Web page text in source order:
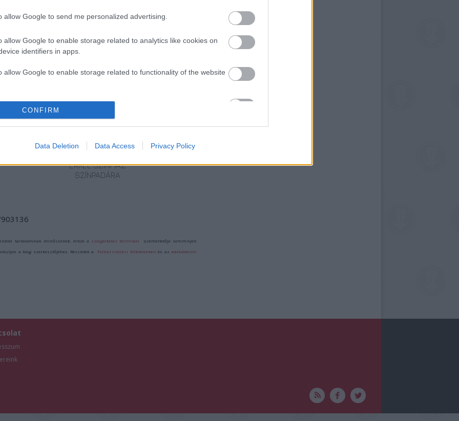
allow Google to send me personalized advertising.
allow Google to enable storage related to analytics like cookies on
identifiers in apps.
allow Google to enable storage related to functionality of the website
allow Google to enable storage related to personalization.
allow Google to enable storage related to security, including
CONFIRM
Data Deletion Data Access Privacy Policy
MUCSI ZOLTÁN
EGY ÉLETEM
ELŐSZÖR
ÉRKEZIK A
ERKEL SZÍNHÁZ
SZÍNPADÁRA
SZERETŐBŐL
BRIT VÍGJÁTÉK A
tartalomnak minősülnek, értük a szolgáltatás technikai üzemeltetője semmilyen
a blog szerkesztőjéhez. Részletek a Felhasználási feltételekben és azadatvédelmi